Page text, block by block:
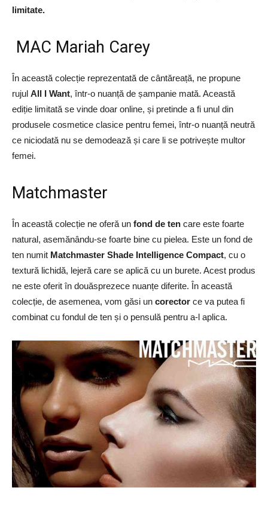
limitate.
MAC Mariah Carey
În această colecție reprezentată de cântăreață, ne propune
rujul All I Want, într-o nuanță de șampanie mată. Această
ediție limitată se vinde doar online, și pretinde a fi unul din
produsele cosmetice clasice pentru femei, într-o nuanță neutră
ce niciodată nu se demodează și care li se potrivește multor
femei.
Matchmaster
În această colecție ne oferă un fond de ten care este foarte
natural, asemănându-se foarte bine cu pielea. Este un fond de
ten numit Matchmaster Shade Intelligence Compact, cu o
textură lichidă, lejeră care se aplică cu un burete. Acest produs
ne este oferit în douăsprezece nuanțe diferite. În această
colecție, de asemenea, vom găsi un corector ce va putea fi
combinat cu fondul de ten și o pensulă pentru a-l aplica.